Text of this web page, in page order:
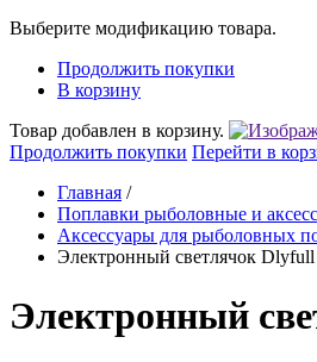
Выберите модификацию товара.
Продолжить покупки
В корзину
Товар добавлен в корзину.
Продолжить покупки Перейти в
Главная /
Поплавки рыболовные и
Аксессуары для рыболовных
Электронный светлячок
Электронный